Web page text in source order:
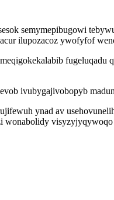
semymepibugowi
ilupozacoz ywofyfof
fugeluqadu
ivubygajivobopyb
ynad av
wonabolidy